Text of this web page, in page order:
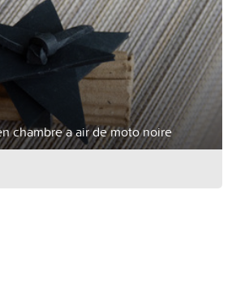
chambre a air de moto noire